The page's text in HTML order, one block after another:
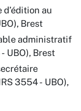
au
Brest
administratif
UBO), Brest
3554 - UBO),